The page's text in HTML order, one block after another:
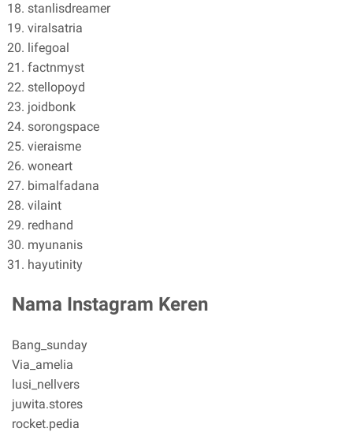
stanlisdreamer
viralsatria
lifegoal
factnmyst
stellopoyd
joidbonk
sorongspace
vieraisme
woneart
bimalfadana
vilaint
redhand
myunanis
hayutinity
Nama Instagram Keren
Bang_sunday
Via_amelia
lusi_nellvers
juwita.stores
rocket.pedia